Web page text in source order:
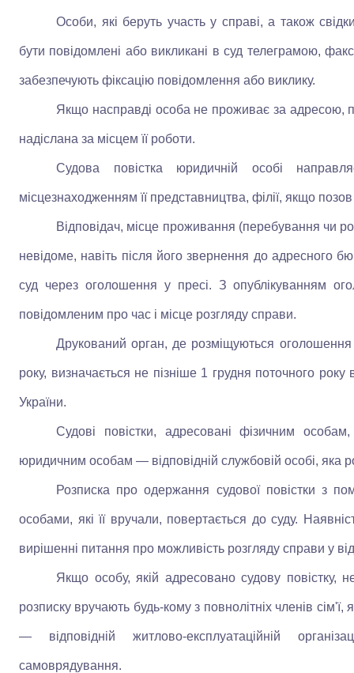
Особи, які беруть участь у справі, а також
бути повідомлені або викликані в суд телеграмою,
забезпечують фіксацію повідомлення або виклику.
Якщо насправді особа не проживає за адресою,
надіслана за місцем її роботи.
Судова повістка юридичній особі
місцезнаходженням її представництва, філії, якщо позов
Відповідач, місце проживання (перебування чи
невідоме, навіть після його звернення до адресного
суд через оголошення у пресі. З опублікуванням
повідомленим про час і місце розгляду справи.
Друкований орган, де розміщуються оголошення
року, визначається не пізніше 1 грудня поточного
України.
Судові повістки, адресовані фізичним
юридичним особам — відповідній службовій особі, яка
Розписка про одержання судової повістки з
особами, які її вручали, повертається до суду.
вирішенні питання про можливість розгляду справи у
Якщо особу, якій адресовано судову повістку,
розписку вручають будь-кому з повнолітніх членів
— відповідній житлово-експлуатаційній
самоврядування.